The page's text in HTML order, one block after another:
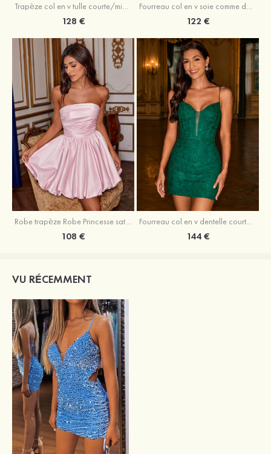
Trapèze col en v tulle courte/mini robe de fête de la rentrée avec perles
128 €
Fourreau col en v soie comme du satin courte/mini robe de fête de la rentrée avec paillettes
122 €
Robe trapèze Robe Princesse satin sans manches courte/mini robe de fête de la rentrée
108 €
Fourreau col en v dentelle courte/mini robe de fête de la rentré avec perles
144 €
VU RÉCEMMENT